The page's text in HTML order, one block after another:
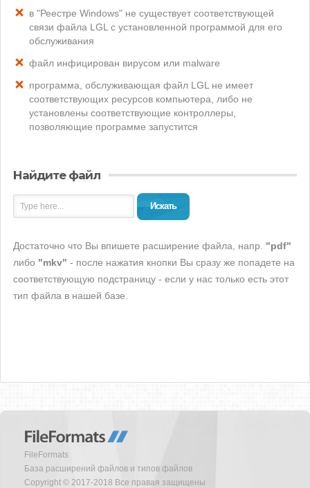
в "Реестре Windows" не существует соответствующей
связи файла LGL с установленной программой для его
обслуживания
файл инфицирован вирусом или malware
программа, обслуживающая файл LGL не имеет
соответствующих ресурсов компьютера, либо не
установлены соответствующие контроллеры,
позволяющие программе запустится
Найдите файл
Искать
Достаточно что Вы впишете расширение файла, напр. "pdf"
либо "mkv" - после нажатия кнопки Вы сразу же попадете на
соответствующую подстраницу - если у нас только есть этот
тип файла в нашей базе.
FileFormats
База расширений файлов и типов файлов
Copyright © 2017-2018 Все правая защищены